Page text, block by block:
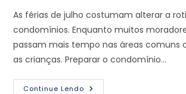
As férias de julho costumam alterar a
condomínios. Enquanto muitos
passam mais tempo nas áreas comuns
as crianças. Preparar o condomínio…
Continue Lendo